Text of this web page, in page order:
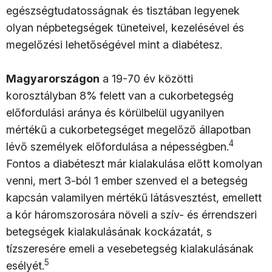
egészségtudatosságnak és tisztában legyenek
olyan népbetegségek tüneteivel, kezelésével és
megelőzési lehetőségével mint a diabétesz.
Magyarországon a 19-70 év közötti
korosztályban 8% felett van a cukorbetegség
előfordulási aránya és körülbelül ugyanilyen
mértékű a cukorbetegséget megelőző állapotban
lévő személyek előfordulása a népességben.4
Fontos a diabéteszt már kialakulása előtt komolyan
venni, mert 3-ból 1 ember szenved el a betegség
kapcsán valamilyen mértékű látásvesztést, emellett
a kór háromszorosára növeli a szív- és érrendszeri
betegségek kialakulásának kockázatát, s
tízszeresére emeli a vesebetegség kialakulásának
esélyét.5